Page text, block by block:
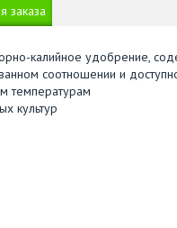
заказа
калийное удобрение,
соотношении и
температурам
культур